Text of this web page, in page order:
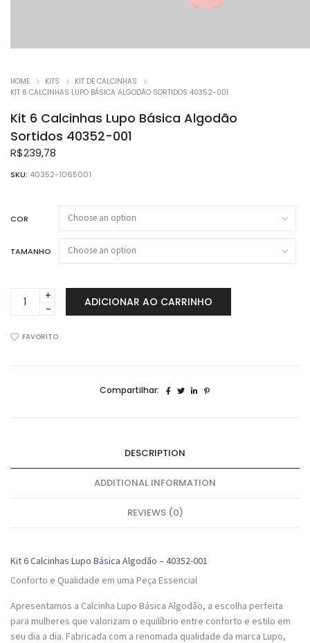
HOME KITS
KIT DE CALCINHAS
KIT 6 CALCINHAS LUPO BÁSICA ALGODÃO SORTIDOS 40352-001
Kit 6 Calcinhas Lupo Básica Algodão
Sortidos 40352-001
R$239,78
SKU: 40352-1065001
COR
TAMANHO
Lupo
ADICIONAR AO CARRINHO
FAVORITO
Compartilhar:
DESCRIPTION
ADDITIONAL INFORMATION
REVIEWS (0)
Kit 6 Calcinhas Lupo Básica Algodão – 40352-001
Conforto e Qualidade em uma Peça Essencial
Apresentamos a Calcinha Lupo Básica Algodão, a escolha perfeita
para mulheres que valorizam o equilíbrio entre conforto e estilo em
seu dia a dia. Fabricada com a renomada qualidade da marca Lupo,